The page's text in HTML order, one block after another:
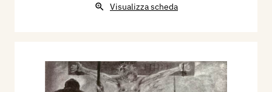
Visualizza scheda